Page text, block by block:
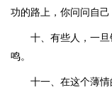
功的路上，你问问自
十、有些人，一
鸣。
十一、在这个薄